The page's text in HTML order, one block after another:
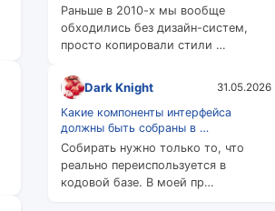
Раньше в 2010-х мы вообще
обходились без дизайн-систем,
просто копировали стили …
Dark Knight 31.05.2026
Какие компоненты интерфейса
должны быть собраны в …
Собирать нужно только то, что
реально переиспользуется в
кодовой базе. В моей пр…